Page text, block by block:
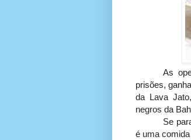
As
prisões,
da Lava
negros da
Se
é uma